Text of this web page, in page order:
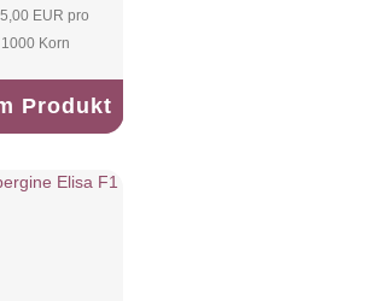
EUR pro
1000 Korn
Produkt